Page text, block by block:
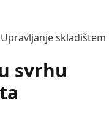
Posted in
Upravljanje skladištem
svrhu